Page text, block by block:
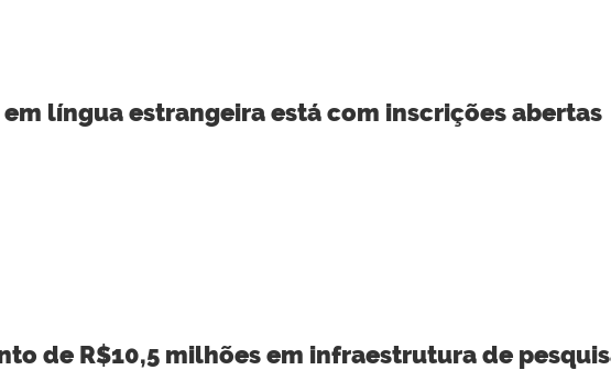
língua estrangeira está com inscrições abertas
de R$10,5 milhões em infraestrutura de